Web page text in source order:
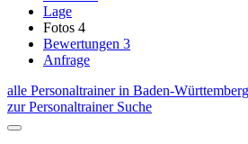
Lage
Fotos 4
Bewertungen 3
Anfrage
alle Personaltrainer in Baden-Württemberg
zur Personaltrainer Suche